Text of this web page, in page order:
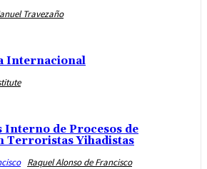
Travezaño
Internacional
Interno de Procesos de
Terroristas Yihadistas
Raquel Alonso de Francisco